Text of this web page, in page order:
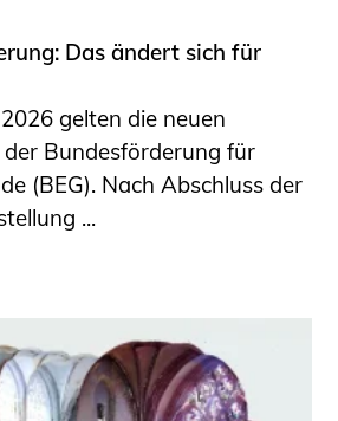
Das ändert sich für
gelten die neuen
Bundesförderung für
(BEG). Nach Abschluss der
...